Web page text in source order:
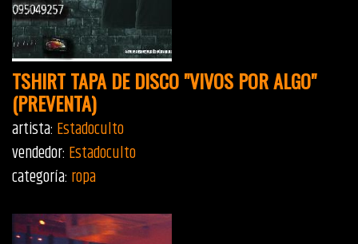
TSHIRT TAPA DE DISCO "VIVOS POR ALGO"
(PREVENTA)
artista: Estadoculto
vendedor: Estadoculto
categoría: ropa